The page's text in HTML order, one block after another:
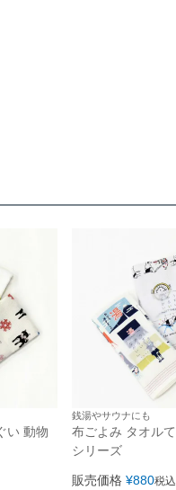
い 動物
銭湯やサウナにも
布ごよみ タオル
シリーズ
販売価格 ¥880税込